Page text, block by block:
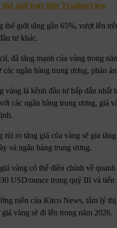
thế giới trực tiếp TradingView
thế giới tăng gần 65%, vượt lên
tư khác.
đà tăng mạnh của vàng trong
các ngân hàng trung ương, phản
vàng là kênh đầu tư hấp dẫn
các ngân hàng trung ương, giá
rủi ro tăng giá của vàng sẽ gia
và ngân hàng trung ương.
vàng có thể điều chỉnh về
USD/ounce trong quý III và
niên của Kitco News, tâm lý
vàng sẽ đi lên trong năm 2026.